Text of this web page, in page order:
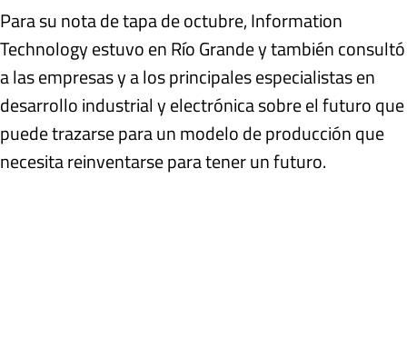
Para su nota de tapa de octubre, Information
Technology estuvo en Río Grande y también consultó
a las empresas y a los principales especialistas en
desarrollo industrial y electrónica sobre el futuro que
puede trazarse para un modelo de producción que
necesita reinventarse para tener un futuro.